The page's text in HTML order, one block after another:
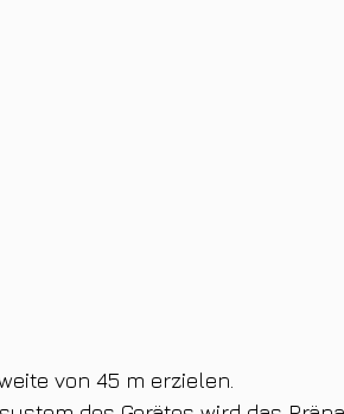
von 45 m erzielen.